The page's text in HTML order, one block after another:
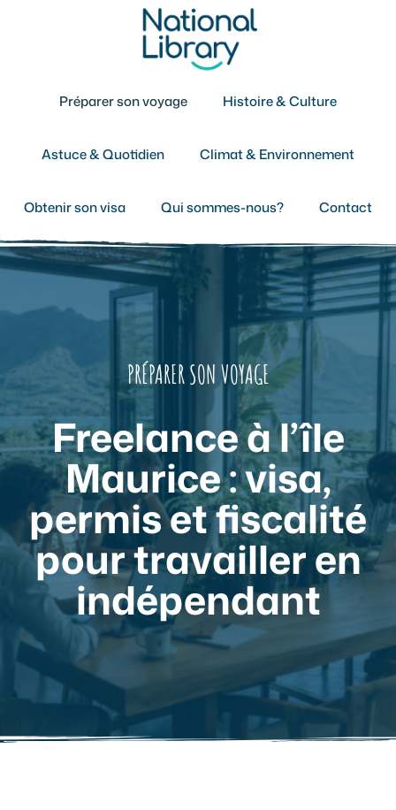
Préparer son voyage Histoire & Culture
Astuce & Quotidien Climat & Environnement
Obtenir son visa Qui sommes-nous? Contact
PRÉPARER SON VOYAGE
Freelance à l’île
Maurice : visa,
permis et fiscalité
pour travailler en
indépendant